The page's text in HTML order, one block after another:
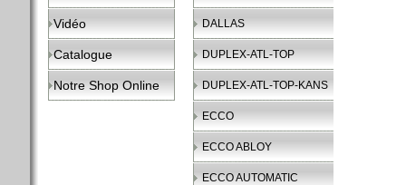
Vidéo
Catalogue
Notre Shop Online
DALLAS
DUPLEX-ATL-TOP
DUPLEX-ATL-TOP-KANS
ECCO
ECCO ABLOY
ECCO AUTOMATIC